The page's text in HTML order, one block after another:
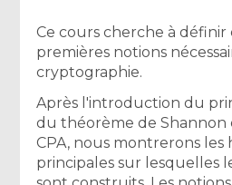
Ce cours cherche à définir
premières notions
cryptographie.
Après l'introduction du
du théorème de Shannon
CPA, nous montrerons les
principales sur lesquelles